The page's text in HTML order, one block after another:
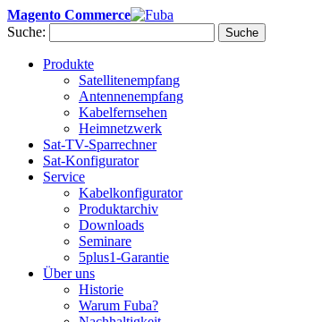
Magento Commerce
Suche:
Suche
Produkte
Satellitenempfang
Antennenempfang
Kabelfernsehen
Heimnetzwerk
Sat-TV-Sparrechner
Sat-Konfigurator
Service
Kabelkonfigurator
Produktarchiv
Downloads
Seminare
5plus1-Garantie
Über uns
Historie
Warum Fuba?